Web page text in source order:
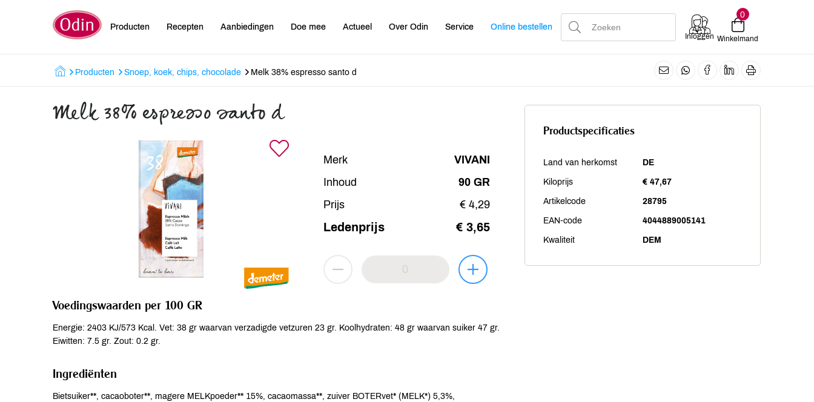
Producten Recepten Aanbiedingen Doe mee Actueel Over Odin Service Online bestellen
Inloggen
0
Winkelmand
Producten Snoep, koek, chips, chocolade Melk 38% espresso santo d
Melk 38% espresso santo d
Merk
VIVANI
Inhoud
90 GR
Prijs
€ 4,29
Ledenprijs € 3,65
Voedingswaarden per 100 GR
Energie: 2403 KJ/573 Kcal. Vet: 38 gr waarvan verzadigde vetzuren 23 gr. Koolhydraten: 48 gr waarvan suiker 47 gr.
Eiwitten: 7.5 gr. Zout: 0.2 gr.
Ingrediënten
Bietsuiker**, cacaoboter**, magere MELKpoeder** 15%, cacaomassa**, zuiver BOTERvet* (MELK*) 5,3%,
Productspecificaties
Land van herkomst DE
Kiloprijs € 47,67
Artikelcode 28795
EAN-code 4044889005141
Kwaliteit DEM